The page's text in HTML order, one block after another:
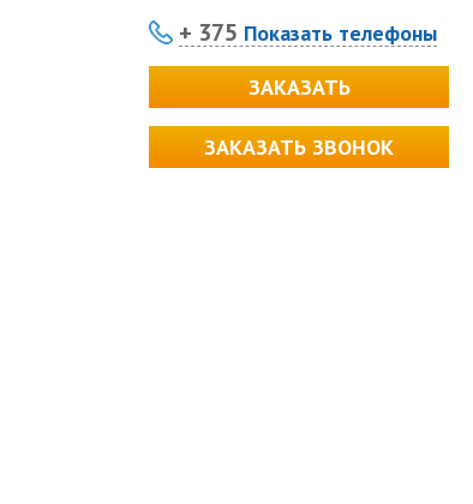
+ 375 Показать телефоны
ЗАКАЗАТЬ
ЗАКАЗАТЬ ЗВОНОК